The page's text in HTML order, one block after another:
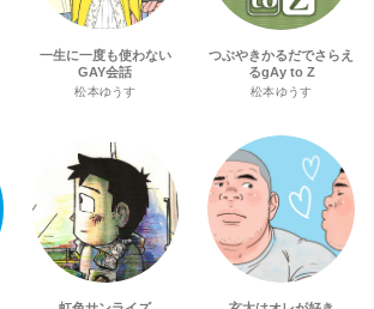
一生に一度も使わない
GAY会話
松本ゆうす
つぶやきかるだでさらえ
るgAy to Z
松本ゆうす